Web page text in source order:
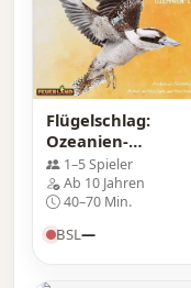
Flügelschlag:
Ozeanien-
Erweiterung
1–5 Spieler
Ab 10 Jahren
40–70 Min.
BSL—